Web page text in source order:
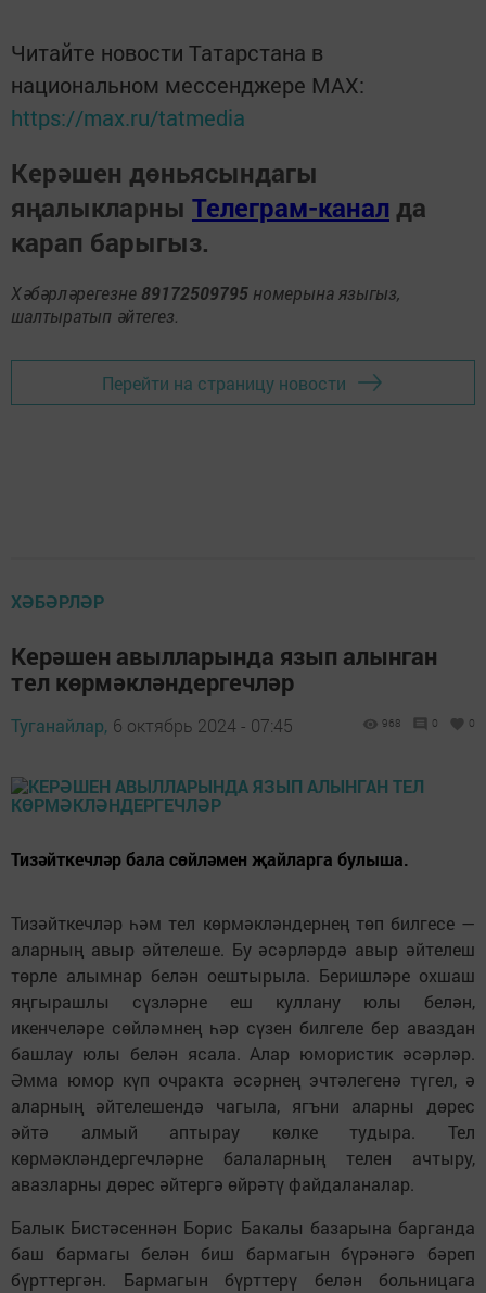
Читайте новости Татарстана в
национальном мессенджере MАХ:
https://max.ru/tatmedia
Керәшен дөньясындагы
яңалыкларны Телеграм-канал да
карап барыгыз.
Хәбәрләрегезне 89172509795 номерына языгыз,
шалтыратып әйтегез.
Перейти на страницу новости
ХӘБӘРЛӘР
Керәшен авылларында язып алынган
тел көрмәкләндергечләр
Туганайлар, 6 октябрь 2024 - 07:45 968 0 0
Тизәйткечләр бала сөйләмен җайларга булыша.
Тизәйткечләр һәм тел көрмәкләндернең төп билгесе —
аларның авыр әйтелеше. Бу әсәрләрдә авыр әйтелеш
төрле алымнар белән оештырыла. Беришләре охшаш
яңгырашлы сүзләрне еш куллану юлы белән,
икенчеләре сөйләмнең һәр сүзен билгеле бер аваздан
башлау юлы белән ясала. Алар юмористик әсәрләр.
Әмма юмор күп очракта әсәрнең эчтәлегенә түгел, ә
аларның әйтелешендә чагыла, ягъни аларны дөрес
әйтә алмый аптырау көлке тудыра. Тел
көрмәкләндергечләрне балаларның телен ачтыру,
авазларны дөрес әйтергә өйрәтү файдаланалар.
Балык Бистәсеннән Борис Бакалы базарына барганда
баш бармагы белән биш бармагын бүрәнәгә бәреп
бүрттергән. Бармагын бүрттерү белән больницага